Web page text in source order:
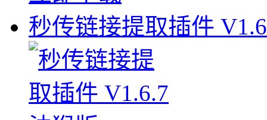
秒传链接提取插件